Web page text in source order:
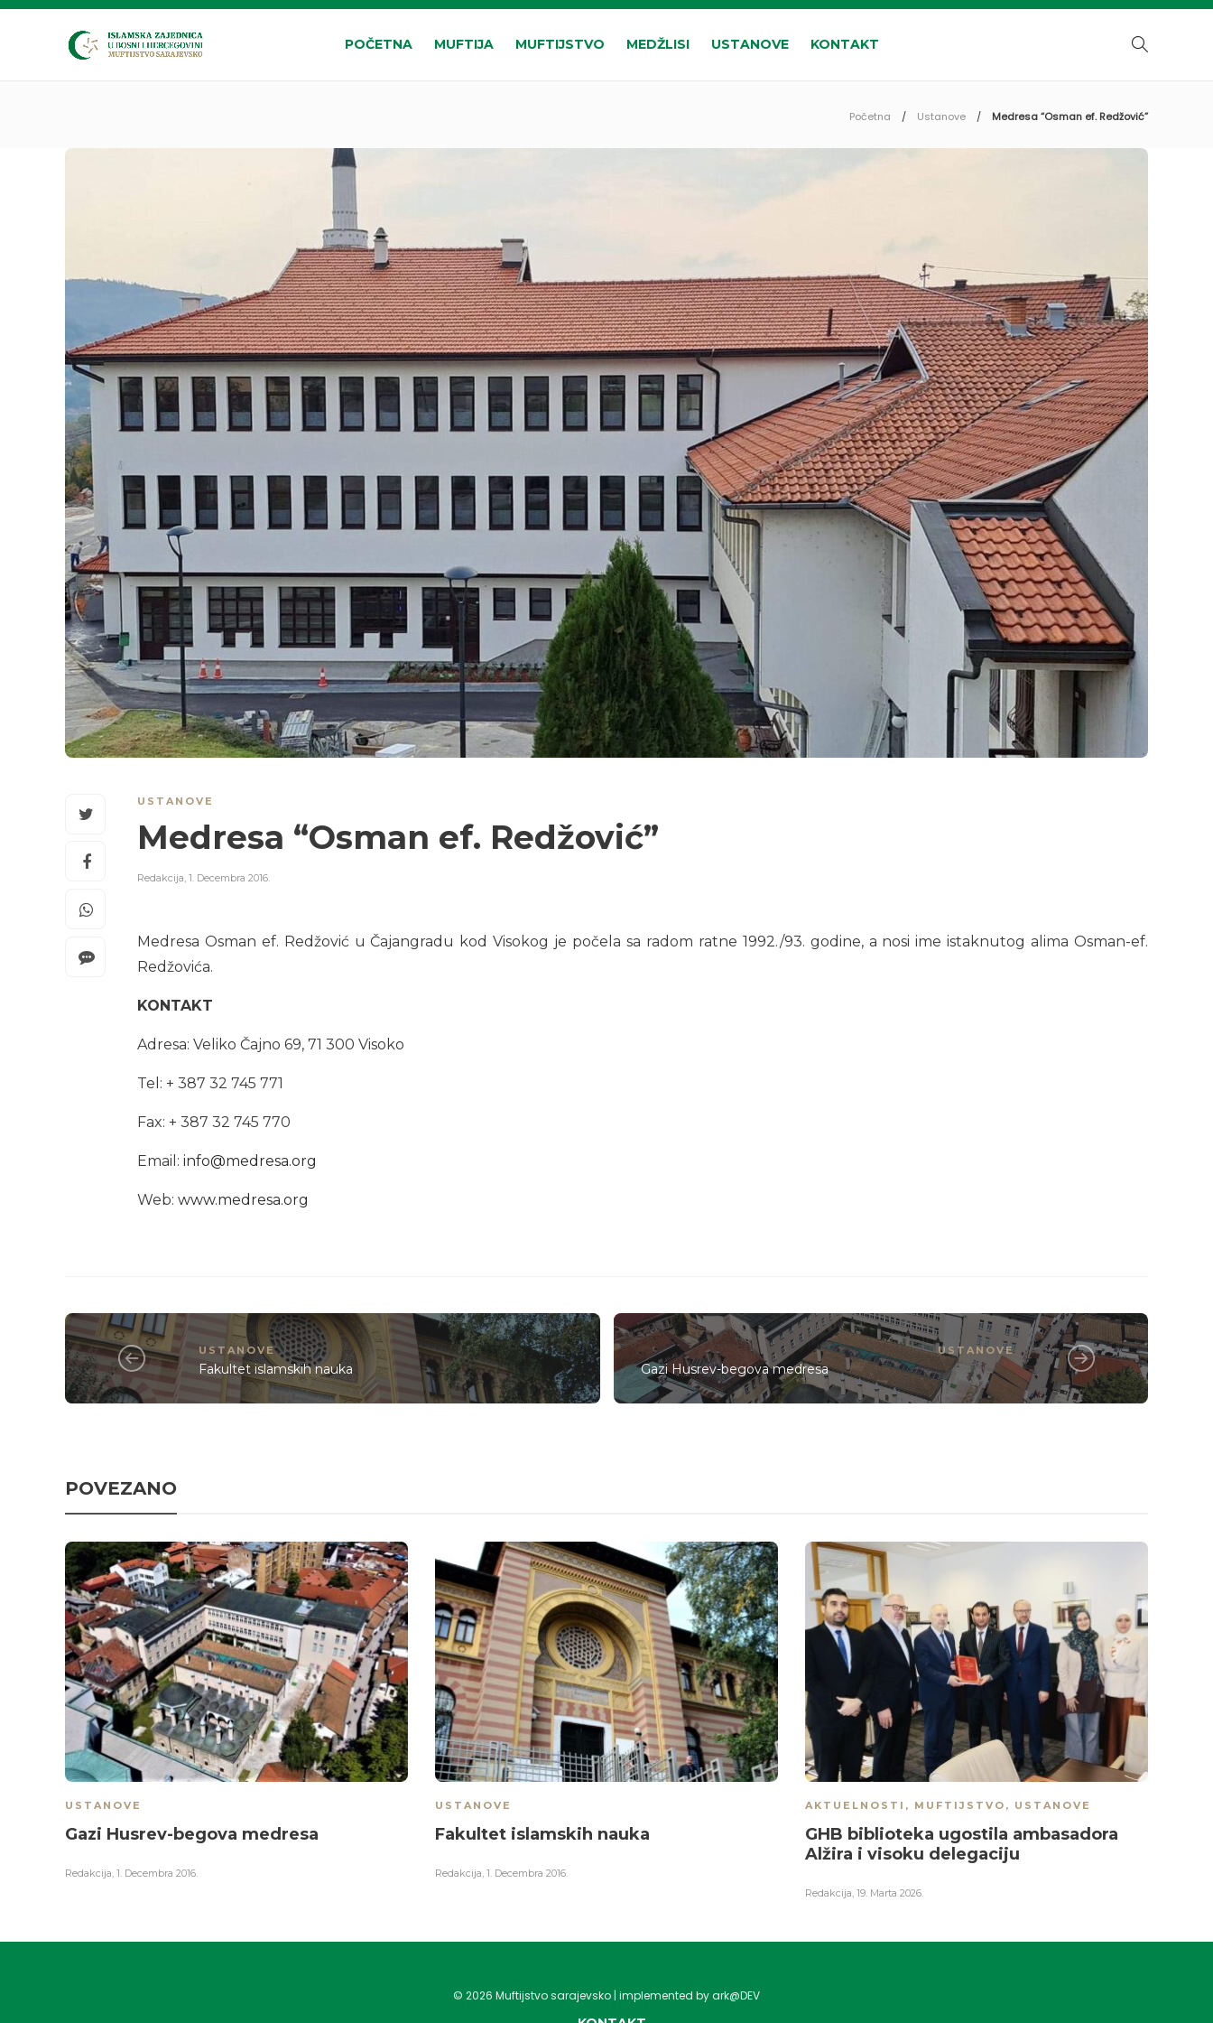
POČETNA MUFTIJA MUFTIJSTVO MEDŽLISI USTANOVE KONTAKT
Početna Ustanove Medresa “Osman ef. Redžović”
USTANOVE
Medresa “Osman ef. Redžović”
Redakcija, 1. Decembra 2016.
Medresa Osman ef. Redžović u Čajangradu kod Visokog je počela sa radom ratne 1992./93. godine, a nosi ime istaknutog alima Osman-ef.
Redžovića.
KONTAKT
Adresa: Veliko Čajno 69, 71 300 Visoko
Tel: + 387 32 745 771
Fax: + 387 32 745 770
Email: info@medresa.org
Web: www.medresa.org
USTANOVE
Fakultet islamskih nauka
USTANOVE
Gazi Husrev-begova medresa
POVEZANO
USTANOVE
Gazi Husrev-begova medresa
Redakcija, 1. Decembra 2016.
USTANOVE
Fakultet islamskih nauka
Redakcija, 1. Decembra 2016.
AKTUELNOSTI , MUFTIJSTVO , USTANOVE
GHB biblioteka ugostila ambasadora
Alžira i visoku delegaciju
Redakcija, 19. Marta 2026.
© 2026 Muftijstvo sarajevsko | implemented by ark@DEV